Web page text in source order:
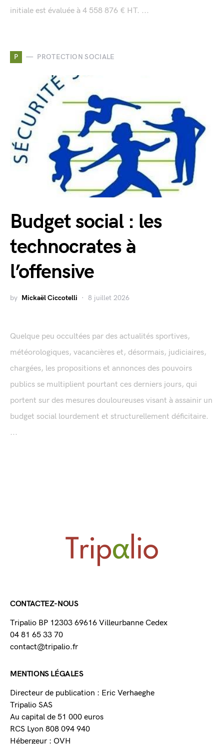
initiale est évaluée à 4 558 876 € HT. ...
P PROTECTION SOCIALE
Budget social : les
technocrates à
l’offensive
by Mickaël Ciccotelli 8 juillet 2026
Quelque peu occultées par des actualités sportives,
météorologiques, vacancières et, désormais, judiciaires,
chargées, les propositions et annonces des pouvoirs
publics se multiplient pourtant ces derniers jours, qui
portent sur des mesures douloureuses visant à assainir un
budget social lourdement et structurellement déficitaire.
...
CONTACTEZ-NOUS
Tripalio BP 12303 69616 Villeurbanne Cedex
04 81 65 33 70
contact@tripalio.fr
MENTIONS LÉGALES
Directeur de publication : Eric Verhaeghe
Tripalio SAS
Au capital de 51 000 euros
RCS Lyon 808 094 940
Hébergeur : OVH